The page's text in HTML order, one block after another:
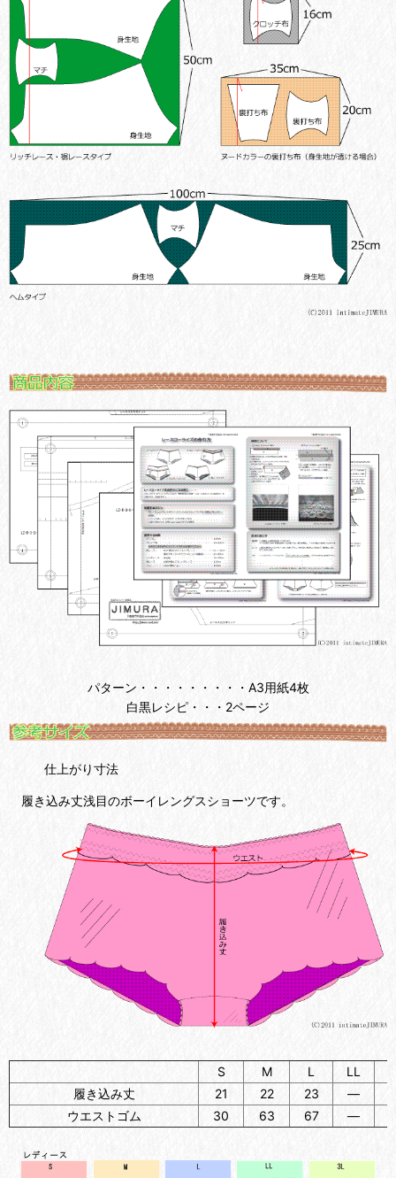
パターン・・・・・・・・・A3用紙4枚
白黒レシピ・・・2ページ
仕上がり寸法
履き込み丈浅目のボーイレングスショーツです。
S M L LL
履き込み丈
21 22 23 ―
ウエストゴム
30 63 67 ―